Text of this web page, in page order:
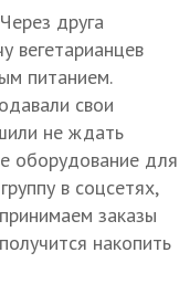
друга
вегетарианцев
питанием.
свои
не ждать
оборудование для
в соцсетях,
заказы
накопить